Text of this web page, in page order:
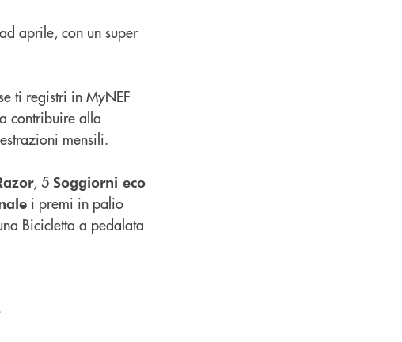
ad aprile, con un super
ti registri in MyNEF
contribuire alla
mensili.
, 5 Soggiorni eco
i premi in palio
Bicicletta a pedalata